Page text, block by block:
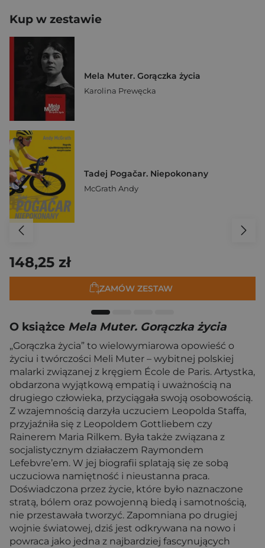
Kup w zestawie
Mela Muter. Gorączka życia
Karolina Prewęcka
Tadej Pogačar. Niepokonany
McGrath Andy
148,25 zł
ZAMÓW ZESTAW
O książce Mela Muter. Gorączka życia
„Gorączka życia” to wielowymiarowa opowieść o
życiu i twórczości Meli Muter – wybitnej polskiej
malarki związanej z kręgiem École de Paris. Artystka,
obdarzona wyjątkową empatią i uważnością na
drugiego człowieka, przyciągała swoją osobowością.
Z wzajemnością darzyła uczuciem Leopolda Staffa,
przyjaźniła się z Leopoldem Gottliebem czy
Rainerem Maria Rilkem. Była także związana z
socjalistycznym działaczem Raymondem
Lefebvre’em. W jej biografii splatają się ze sobą
uczuciowa namiętność i nieustanna praca.
Doświadczona przez życie, które było naznaczone
stratą, bólem oraz powojenną biedą i samotnością,
nie przestawała tworzyć. Zapomniana po drugiej
wojnie światowej, dziś jest odkrywana na nowo i
powraca jako jedna z najbardziej fascynujących